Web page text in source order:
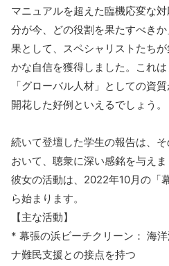
マニュアルを超えた臨機応変な
分が今、どの役割を果たすべき
果として、スペシャリストたち
かな自信を獲得しました。これ
「グローバル人材」としての資
開花した好例といえるでしょう。
続いて登壇した学生の報告は、
おいて、聴衆に深い感銘を与えま
彼女の活動は、2022年10月の「
ら始まります。
【主な活動】
* 幕張の浜ビーチクリーン： 海
ナ難民支援との接点を持つ